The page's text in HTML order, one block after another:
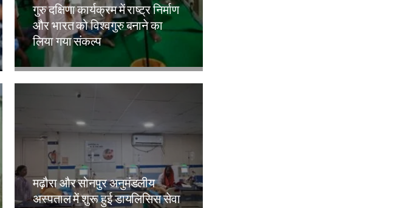
गुरु दक्षिणा कार्यक्रम में राष्ट्र निर्माण
और भारत को विश्वगुरु बनाने का
लिया गया संकल्प
Amit Lekh
मढ़ौरा और सोनपुर अनुमंडलीय
अस्पताल में शुरू हुई डायलिसिस सेवा